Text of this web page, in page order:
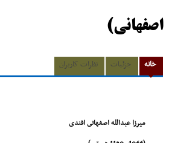
اصفهانی)
خانه جزئیات نظرات کاربران
میرزا عبدالله اصفهانى افندى